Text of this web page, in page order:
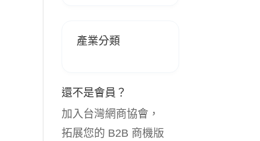
產業分類
還不是會員？
加入台灣網商協會，
拓展您的 B2B 商機版